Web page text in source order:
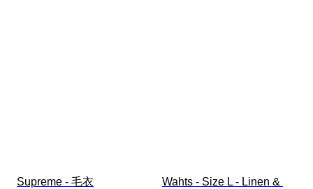
Supreme - 毛衣
Wahts - Size L - Linen &